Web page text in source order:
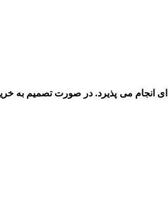
انجام می پذیرد. در صورت تصمیم به خرید